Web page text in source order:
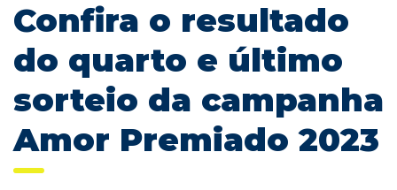
Confira o resultado
do quarto e último
sorteio da campanha
Amor Premiado 2023